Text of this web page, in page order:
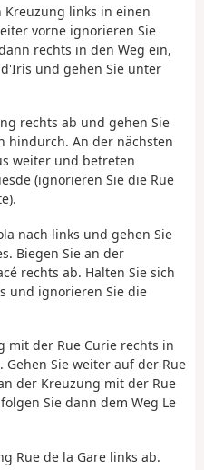
Kreuzung links in einen
vorne ignorieren Sie
rechts in den Weg ein,
und gehen Sie unter
rechts ab und gehen Sie
hindurch. An der nächsten
weiter und betreten
(ignorieren Sie die Rue
nach links und gehen Sie
Biegen Sie an der
rechts ab. Halten Sie sich
und ignorieren Sie die
mit der Rue Curie rechts in
Sie weiter auf der Rue
der Kreuzung mit der Rue
Sie dann dem Weg Le
Rue de la Gare links ab.